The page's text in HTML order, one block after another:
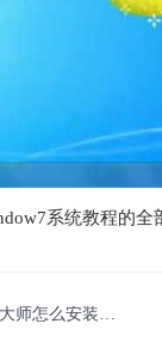
系统教程的
怎么安装win7